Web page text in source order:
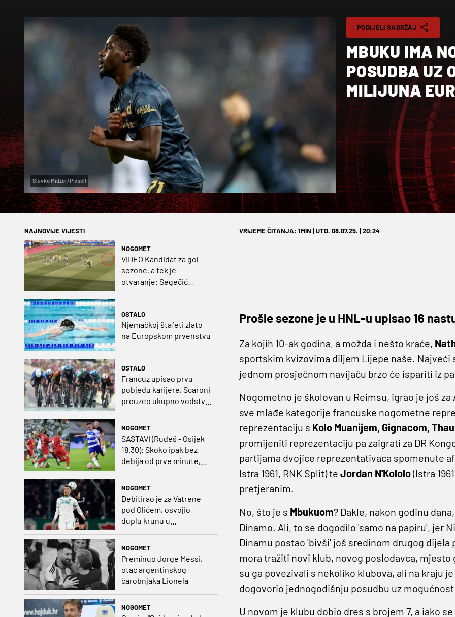
Slavko Midžor/Pixsell
PODIJELI SADRŽAJ
MBUKU IMA
POSUDBA UZ
MILIJUNA
NAJNOVIJE VIJESTI
NOGOMET
VIDEO Kandidat za gol
sezone, a tek je
otvaranje: Segečić
bombom probio West
OSTALO
Njemačkoj štafeti zlato
na Europskom prvenstvu
OSTALO
Francuz upisao prvu
pobjedu karijere, Scaroni
preuzeo ukupno vodstvo
NOGOMET
SASTAVI (Rudeš - Osijek
18.30): Skoko ipak bez
debija od prve minute,
prvo kolo
NOGOMET
Debitirao je za Vatrene
pod Olićem, osvojio
duplu krunu u
Rumunjskoj pa preselio
NOGOMET
Preminuo Jorge Messi,
otac argentinskog
čarobnjaka Lionela
NOGOMET
VRIJEME ČITANJA: 1MIN | UTO. 08.07.25. | 20:24
Prošle sezone je u HNL-u upisao 16
Za kojih 10-ak godina, a možda i nešto kraće,
sportskim kvizovima diljem Lijepe naše.
jednom prosječnom navijaču brzo će ispariti iz
Nogometno je školovan u Reimsu, igrao je još
sve mlađe kategorije francuske nogometne
reprezentaciju s Kolo Muanijem, Gignacom,
promijeniti reprezentaciju pa zaigrati za DR
partijama dvojice reprezentativaca spomenute
Istra 1961, RNK Split) te Jordan N'Kololo(Istra
pretjeranim.
No, što je s Mbukuom? Dakle, nakon godinu
Dinamo. Ali, to se dogodilo 'samo na papiru', jer
Dinamu postao 'bivši' još sredinom drugog dijela
mora tražiti novi klub, novog poslodavca,
su ga povezivali s nekoliko klubova, ali na kraju
dogovorio jednogodišnju posudbu uz mogućnost
U novom je klubu dobio dres s brojem 7, a iako